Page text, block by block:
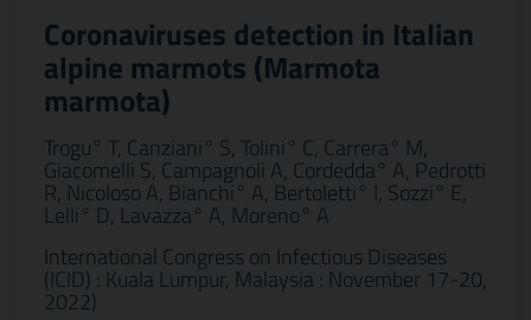
Coronaviruses detection in Italian
alpine marmots (Marmota
marmota)
Trogu° T, Canziani° S, Tolini° C, Carrera° M,
Giacomelli S, Campagnoli A, Cordedda° A, Pedrotti
R, Nicoloso A, Bianchi° A, Bertoletti° I, Sozzi° E,
Lelli° D, Lavazza° A, Moreno° A
International Congress on Infectious Diseases
(ICID) : Kuala Lumpur, Malaysia : November 17-20,
2022)